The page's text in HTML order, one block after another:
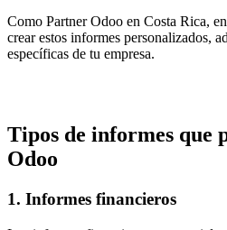
Como Partner Odoo en Costa Rica,
crear estos informes personalizados,
específicas de tu empresa.
Tipos de informes que
Odoo
1. Informes financieros